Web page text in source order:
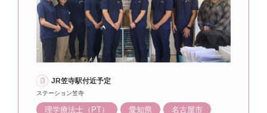
JR笠寺駅付近予定
ステーション笠寺
理学療法士（PT） 愛知県 名古屋市